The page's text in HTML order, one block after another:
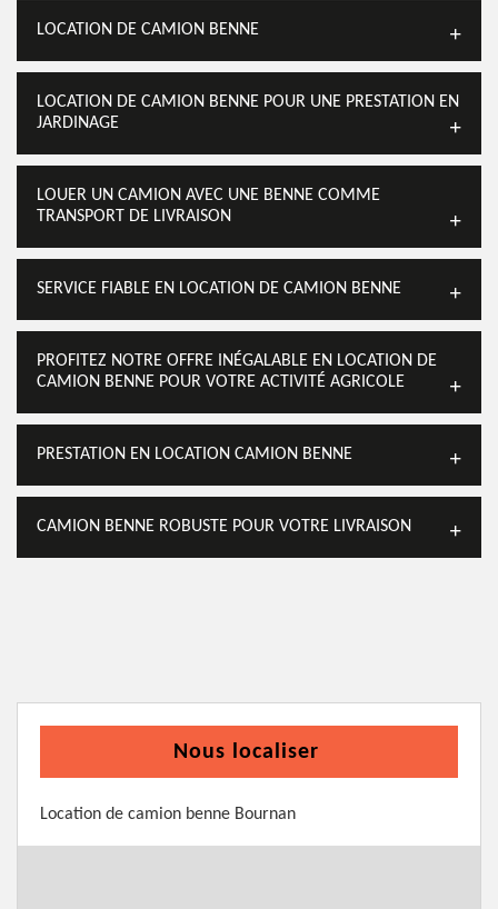
LOCATION DE CAMION BENNE
LOCATION DE CAMION BENNE POUR UNE PRESTATION EN
JARDINAGE
LOUER UN CAMION AVEC UNE BENNE COMME
TRANSPORT DE LIVRAISON
SERVICE FIABLE EN LOCATION DE CAMION BENNE
PROFITEZ NOTRE OFFRE INÉGALABLE EN LOCATION DE
CAMION BENNE POUR VOTRE ACTIVITÉ AGRICOLE
PRESTATION EN LOCATION CAMION BENNE
CAMION BENNE ROBUSTE POUR VOTRE LIVRAISON
Nous localiser
Location de camion benne Bournan